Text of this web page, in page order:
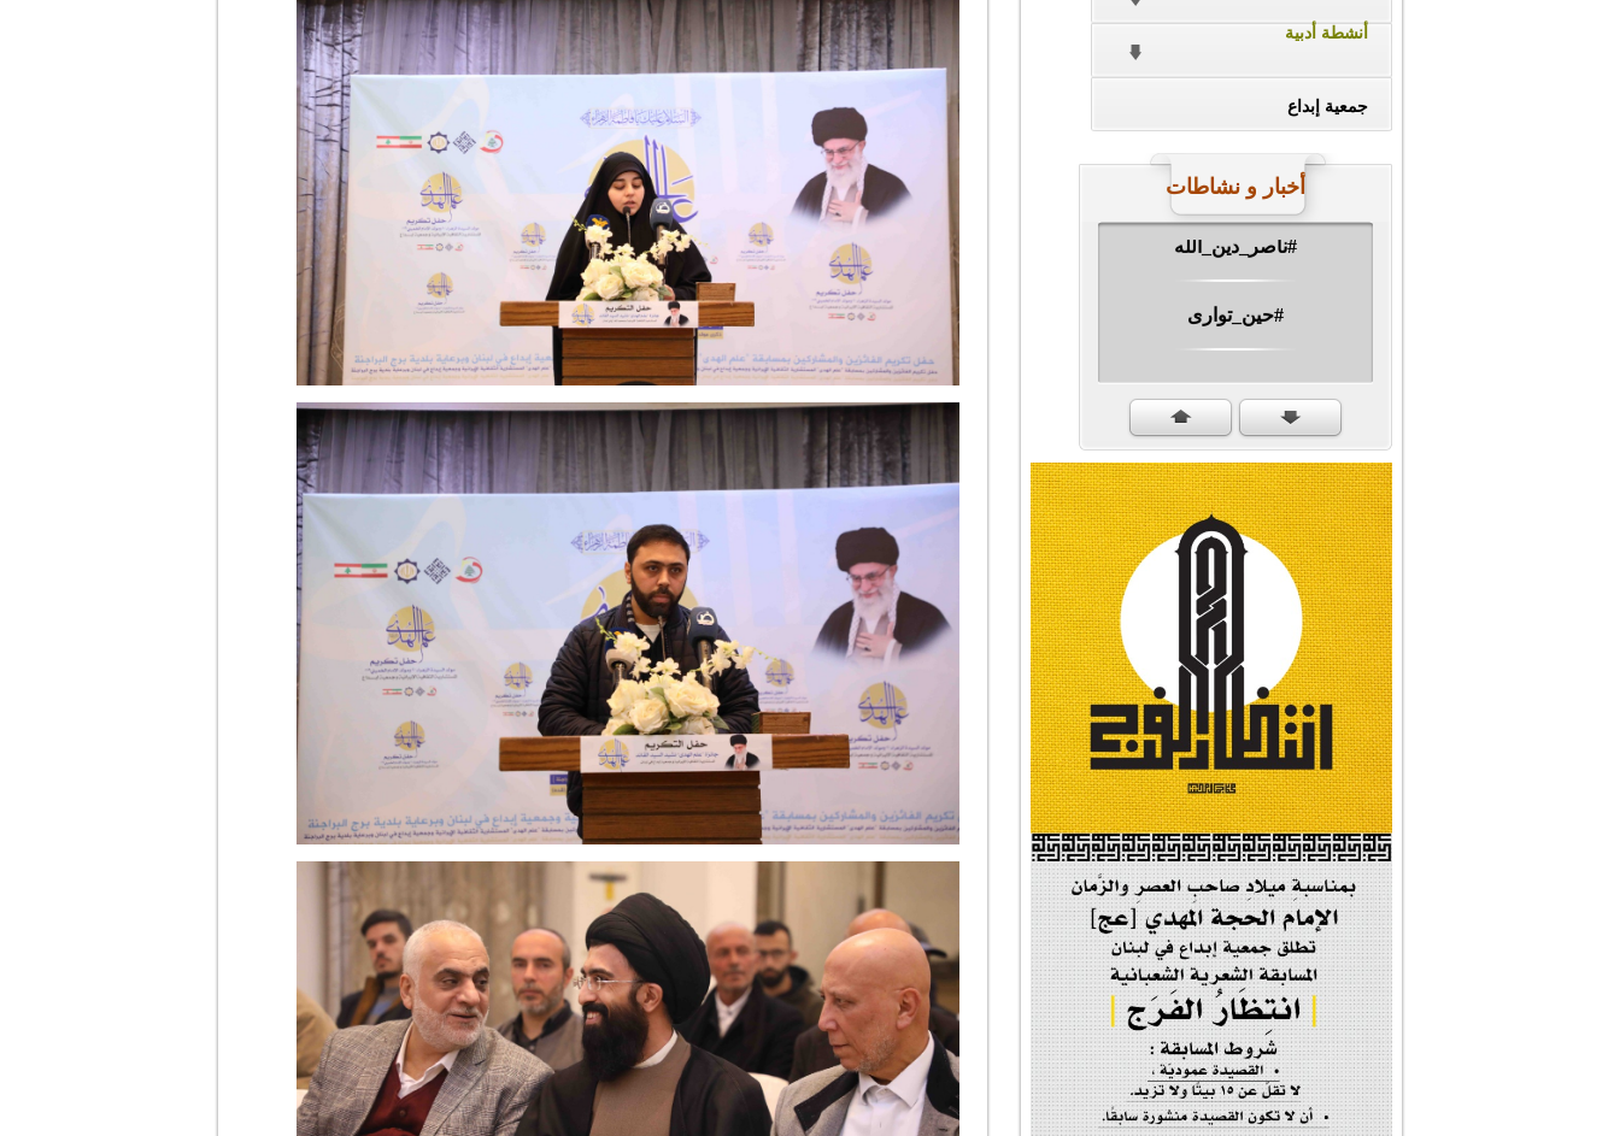
أنشطة أدبية
جمعية إبداع
أخبار و نشاطات
#ناصر_دين_الله
#حين_توارى
مهرجان الشهيد #ا�...
#تبريكات_انتصار_�...
#نداء_الأنبياء
#شجرة_النبوة
#وأنا_على_دين_محم...
#بأمانة_موسى_بن_ج...
#إيران_حرم_فاطمة ...
| #فخر_المخدرات |
#صحيفة_المؤمن
إحتفالية #رياحين...
إحتفالية تكريم ا...